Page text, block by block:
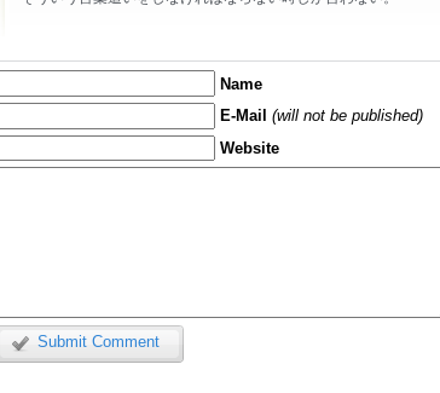
Name
E-Mail(will not be published)
Website
Submit Comment